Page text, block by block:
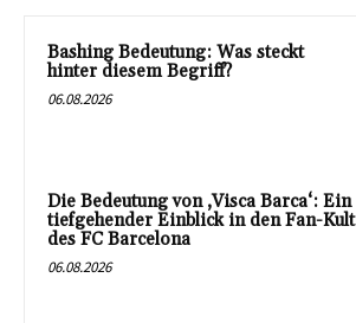
Bashing Bedeutung: Was steckt
hinter diesem Begriff?
06.08.2026
Die Bedeutung von ‚Visca Barca‘: Ein
tiefgehender Einblick in den Fan-Kult
des FC Barcelona
06.08.2026